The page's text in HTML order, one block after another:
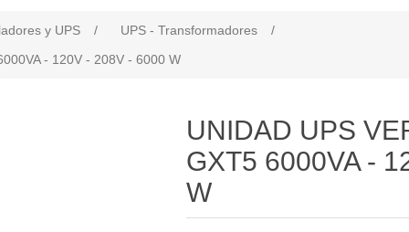
y UPS / UPS - Transformadores
/
- 120V - 208V - 6000 W
UNIDAD UPS
GXT5 6000VA -
W